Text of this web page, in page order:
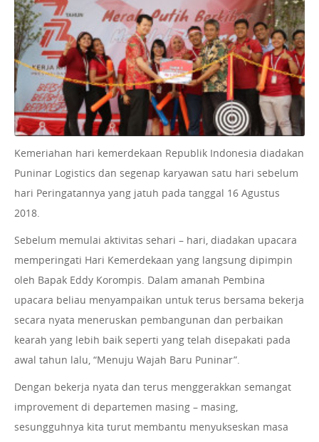
Kemeriahan hari kemerdekaan Republik Indonesia diadakan
Puninar Logistics dan segenap karyawan satu hari sebelum
hari Peringatannya yang jatuh pada tanggal 16 Agustus
2018.
Sebelum memulai aktivitas sehari – hari, diadakan upacara
memperingati Hari Kemerdekaan yang langsung dipimpin
oleh Bapak Eddy Korompis. Dalam amanah Pembina
upacara beliau menyampaikan untuk terus bersama bekerja
secara nyata meneruskan pembangunan dan perbaikan
kearah yang lebih baik seperti yang telah disepakati pada
awal tahun lalu, “Menuju Wajah Baru Puninar”.
Dengan bekerja nyata dan terus menggerakkan semangat
improvement di departemen masing – masing,
sesungguhnya kita turut membantu menyukseskan masa